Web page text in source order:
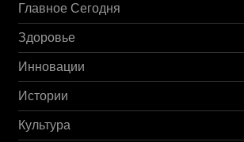
Главное Сегодня
Здоровье
Инновации
Истории
Культура